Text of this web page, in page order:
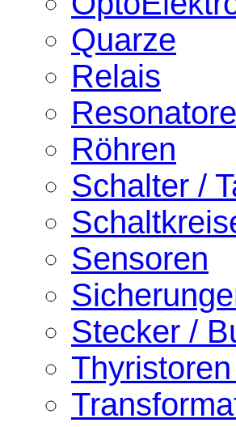
Quarze
Relais
Röhren
Schalter /
Sensoren
Stecker /